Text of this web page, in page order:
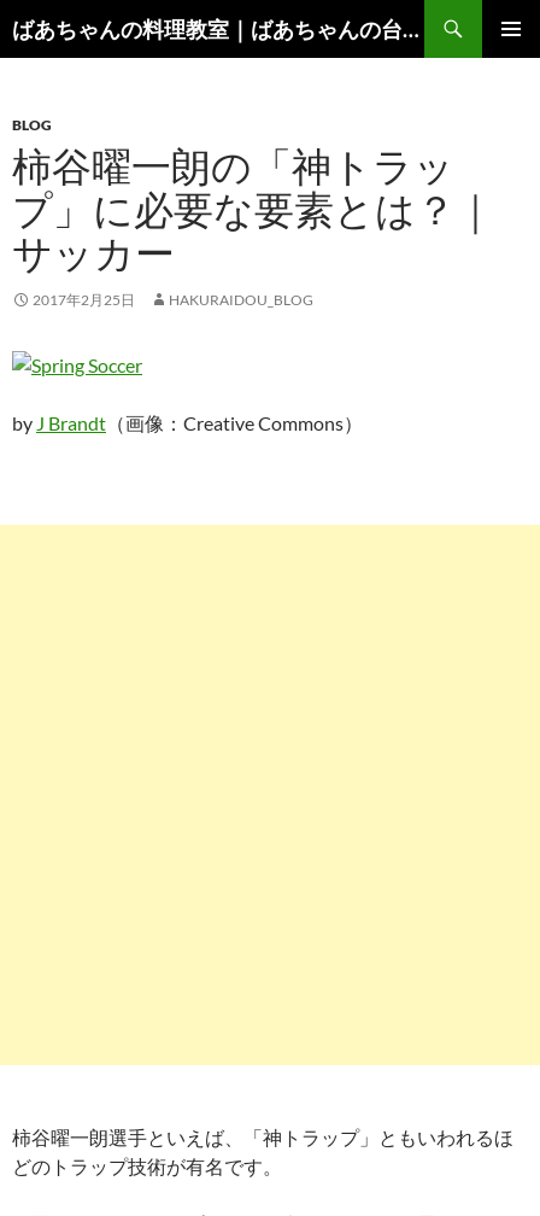
ン
ツ
へ
ッ
ばあちゃんの料理教室｜ばあちゃんの台所から学ぶ、食と健康の知恵
索
BLOG
柿谷曜一朗の「神トラッ
プ」に必要な要素とは？｜
サッカー
2017年2月25日 HAKURAIDOU_BLOG
by J Brandt （画像：Creative Commons）
柿谷曜一朗選手といえば、「神トラップ」ともいわれるほ
どのトラップ技術が有名です。